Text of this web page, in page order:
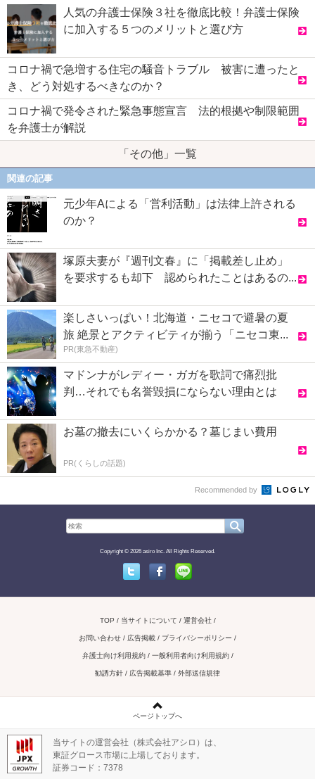
人気の弁護士保険３社を徹底比較！弁護士保険
に加入する５つのメリットと選び方
コロナ禍で急増する住宅の騒音トラブル 被害に遭ったと
き、どう対処するべきなのか？
コロナ禍で発令された緊急事態宣言 法的根拠や制限範囲
を弁護士が解説
「その他」一覧
関連の記事
元少年Aによる「営利活動」は法律上許される
のか？
塚原夫妻が『週刊文春』に「掲載差し止め」
を要求するも却下 認められたことはあるの...
楽しさいっぱい！北海道・ニセコで避暑の夏
旅 絶景とアクティビティが揃う「ニセコ東...
PR(東急不動産)
マドンナがレディー・ガガを歌詞で痛烈批
判…それでも名誉毀損にならない理由とは
お墓の撤去にいくらかかる？墓じまい費用
PR(くらしの話題)
Recommended by
Copyright © 2026 asiro Inc. All Rights Reserved.
TOP 当サイトについて 運営会社
お問い合わせ / 広告掲載 プライバシーポリシー
弁護士向け利用規約 一般利用者向け利用規約
勧誘方針 広告掲載基準 外部送信規律
ページトップへ
当サイトの運営会社（株式会社アシロ）は、
東証グロース市場に上場しております。
証券コード：7378